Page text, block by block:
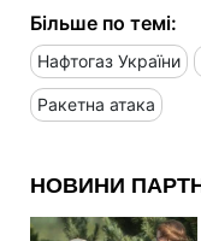
Більше по темі:
Нафтогаз України
Ракетна атака